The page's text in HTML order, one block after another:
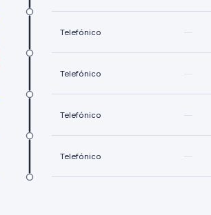
Telefónico
Telefónico
Telefónico
Telefónico
—
—
—
—